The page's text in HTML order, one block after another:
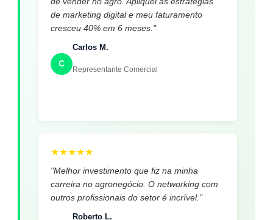
de marketing digital e meu faturamento
cresceu 40% em 6 meses."
C
Carlos M.
Representante Comercial
★★★★★
"Melhor investimento que fiz na minha
carreira no agronegócio. O networking com
outros profissionais do setor é incrível."
Roberto L.